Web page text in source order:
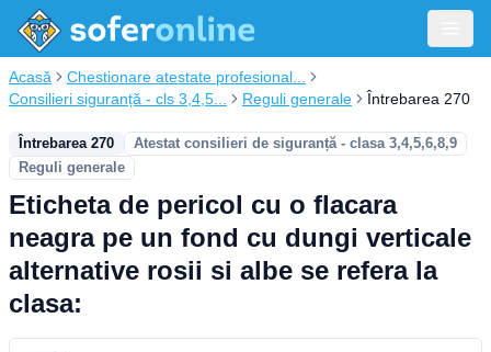
Acasă
Chestionare atestate profesional...
Consilieri siguranță - cls 3,4,5...
Reguli generale Întrebarea 270
Întrebarea 270
Atestat consilieri de siguranță - clasa 3,4,5,6,8,9
Reguli generale
Eticheta de pericol cu o flacara
neagra pe un fond cu dungi verticale
alternative rosii si albe se refera la
clasa: